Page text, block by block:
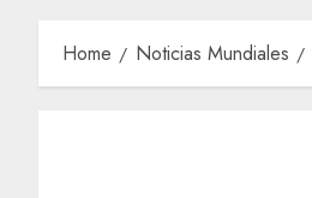
Home Noticias Mundiales